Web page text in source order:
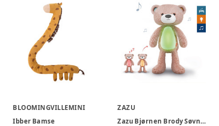
BLOOMINGVILLEMINI
Ibber Bamse
ZAZU
Zazu Bjørnen Brody Søvntræner - Pink